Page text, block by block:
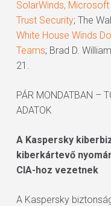
SolarWinds,
Trust Security; The
White House Winds
Teams; Brad D.
21.
PÁR MONDATBAN –
ADATOK
A Kaspersky
kiberkártevő
CIA-hoz vezetnek
A Kaspersky